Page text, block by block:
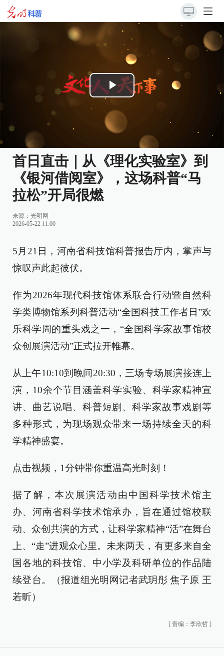
Play
Video
首日直击｜从《理化实验室》到
《银河借阅室》，这场科普“马
拉松”开局很燃
来源： 光明网
2026-05-22 11:00
5月21日，河南省科技馆科普报告厅内，掌声与
惊叹声此起彼伏。
作为2026年现代科技馆体系联合行动暨自然科
学类博物馆系列科普活动“全国科技工作者日”欢
乐科学周的重头戏之一，“全国科学家故事馆校
众创展演活动”正式拉开帷幕。
从上午10:10到晚间20:30，三场专场展演接连上
演，10余个节目涵盖科学实验、科学家精神宣
讲、曲艺说唱、科普短剧、科学家故事戏剧等
多种形式，为现场观众带来一场持续全天的科
学精神盛宴。
点击视频，1分钟带你重温高光时刻！
据了解，本次展演活动由中国科学技术馆主
办、河南省科学技术馆承办，旨在通过馆校联
动、众创共演的方式，让科学家精神“活”在舞台
上、“走”进观众心里。未来两天，有更多来自全
国各地的科技馆、中小学及科研单位的作品陆
续登台。（报道组光明网记者武玥彤 焦子原 王
若昕）
[ 责编：李欣哲 ]